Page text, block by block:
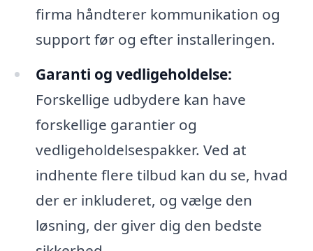
firma håndterer kommunikation og
support før og efter installeringen.
Garanti og vedligeholdelse:
Forskellige udbydere kan have
forskellige garantier og
vedligeholdelsespakker. Ved at
indhente flere tilbud kan du se, hvad
der er inkluderet, og vælge den
løsning, der giver dig den bedste